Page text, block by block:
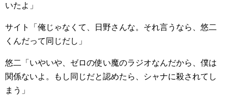
いたよ」
サイト「俺じゃなくて、日野さんな。それ言うなら、悠二
くんだって同じだし」
悠二「いやいや、ゼロの使い魔のラジオなんだから、僕は
関係ないよ。もし同じだと認めたら、シャナに殺されてし
まう」